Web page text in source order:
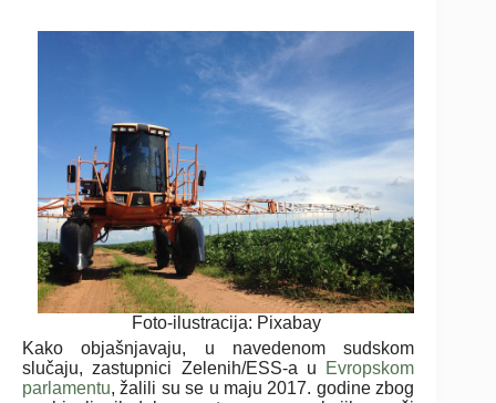
Foto-ilustracija: Pixabay
Kako objašnjavaju, u navedenom sudskom
slučaju, zastupnici Zelenih/ESS-a u
Evropskom
parlamentu, žalili su se u maju 2017. godine zbog